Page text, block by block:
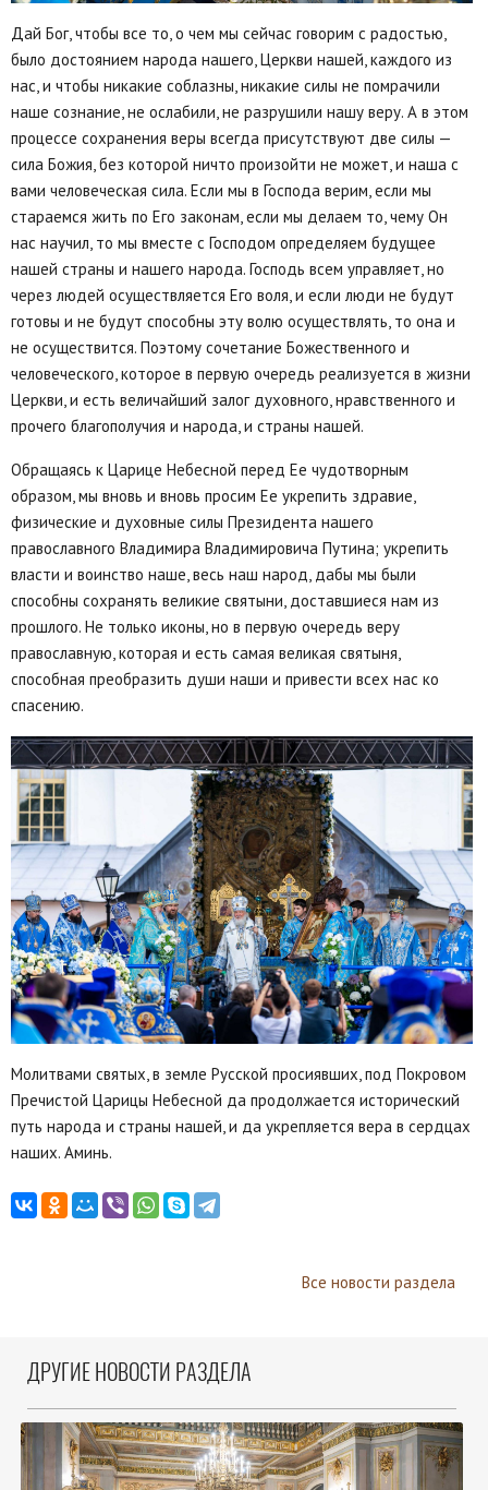
Дай Бог, чтобы все то, о чем мы сейчас говорим с радостью,
было достоянием народа нашего, Церкви нашей, каждого из
нас, и чтобы никакие соблазны, никакие силы не помрачили
наше сознание, не ослабили, не разрушили нашу веру. А в этом
процессе сохранения веры всегда присутствуют две силы —
сила Божия, без которой ничто произойти не может, и наша с
вами человеческая сила. Если мы в Господа верим, если мы
стараемся жить по Его законам, если мы делаем то, чему Он
нас научил, то мы вместе с Господом определяем будущее
нашей страны и нашего народа. Господь всем управляет, но
через людей осуществляется Его воля, и если люди не будут
готовы и не будут способны эту волю осуществлять, то она и
не осуществится. Поэтому сочетание Божественного и
человеческого, которое в первую очередь реализуется в жизни
Церкви, и есть величайший залог духовного, нравственного и
прочего благополучия и народа, и страны нашей.
Обращаясь к Царице Небесной перед Ее чудотворным
образом, мы вновь и вновь просим Ее укрепить здравие,
физические и духовные силы Президента нашего
православного Владимира Владимировича Путина; укрепить
власти и воинство наше, весь наш народ, дабы мы были
способны сохранять великие святыни, доставшиеся нам из
прошлого. Не только иконы, но в первую очередь веру
православную, которая и есть самая великая святыня,
способная преобразить души наши и привести всех нас ко
спасению.
Молитвами святых, в земле Русской просиявших, под Покровом
Пречистой Царицы Небесной да продолжается исторический
путь народа и страны нашей, и да укрепляется вера в сердцах
наших. Аминь.
Все новости раздела
ДРУГИЕ НОВОСТИ РАЗДЕЛА